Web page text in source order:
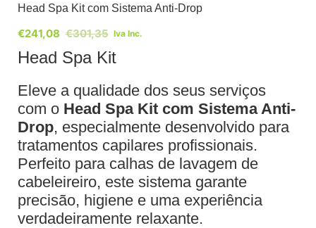
Head Spa Kit com Sistema Anti-Drop
€301,35
€241,08 Iva Inc.
Head Spa Kit
Eleve a qualidade dos seus serviços
com o Head Spa Kit com Sistema Anti-
Drop, especialmente desenvolvido para
tratamentos capilares profissionais.
Perfeito para calhas de lavagem de
cabeleireiro, este sistema garante
precisão, higiene e uma experiência
verdadeiramente relaxante.